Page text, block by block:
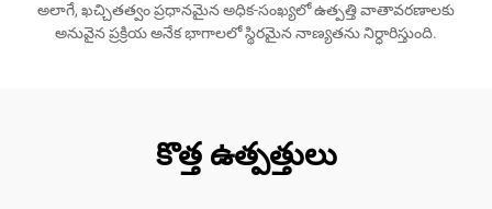
అలాగే, ఖచ్చితత్వం ప్రధానమైన అధిక-సంఖ్యలో ఉత్పత్తి వాతావరణాలకు
అనువైన ప్రక్రియ అనేక భాగాలలో స్థిరమైన నాణ్యతను నిర్ధారిస్తుంది.
కొత్త ఉత్పత్తులు